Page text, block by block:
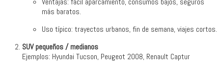
más baratos.
Uso típico: trayectos urbanos, fin de semana, viajes cortos.
SUV pequeños / medianos
Ejemplos: Hyundai Tucson, Peugeot 2008, Renault Captur